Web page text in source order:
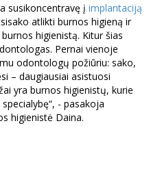
susikoncentravę į implantaciją
atlikti burnos higieną ir
higienistą. Kitur šias
Pernai vienoje
odontologų požiūriu: sako,
– daugiausiai asistuosi
yra burnos higienistų, kurie
- pasakoja
higienistė Daina.